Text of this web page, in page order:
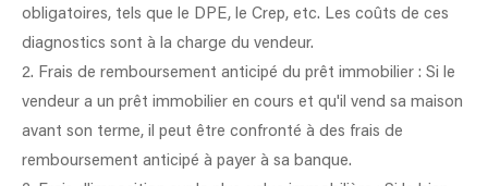
obligatoires, tels que le DPE, le Crep, etc. Les coûts de ces
diagnostics sont à la charge du vendeur.
2. Frais de remboursement anticipé du prêt immobilier : Si le
vendeur a un prêt immobilier en cours et qu'il vend sa maison
avant son terme, il peut être confronté à des frais de
remboursement anticipé à payer à sa banque.